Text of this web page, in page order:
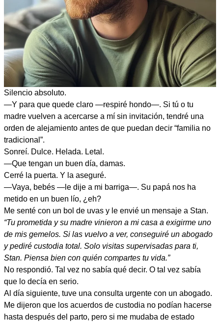
Silencio absoluto.
—Y para que quede claro —respiré hondo—. Si tú o tu
madre vuelven a acercarse a mí sin invitación, tendré una
orden de alejamiento antes de que puedan decir “familia no
tradicional”.
Sonreí. Dulce. Helada. Letal.
—Que tengan un buen día, damas.
Cerré la puerta. Y la aseguré.
—Vaya, bebés —le dije a mi barriga—. Su papá nos ha
metido en un buen lío, ¿eh?
Me senté con un bol de uvas y le envié un mensaje a Stan.
“Tu prometida y su madre vinieron a mi casa a exigirme uno
de mis gemelos. Si las vuelvo a ver, conseguiré un abogado
y pediré custodia total. Solo visitas supervisadas para ti,
Stan. Piensa bien con quién compartes tu vida.”
No respondió. Tal vez no sabía qué decir. O tal vez sabía
que lo decía en serio.
Al día siguiente, tuve una consulta urgente con un abogado.
Me dijeron que los acuerdos de custodia no podían hacerse
hasta después del parto, pero si me mudaba de estado